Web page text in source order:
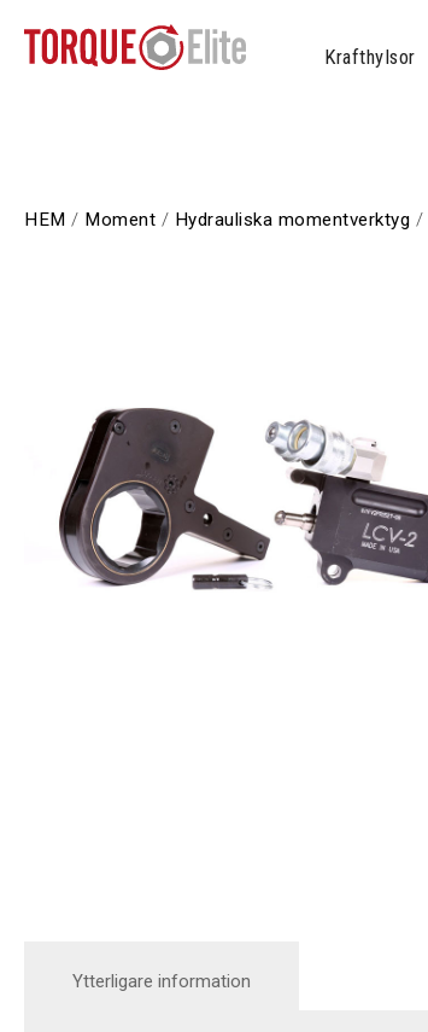
Krafthylsor
HEM / Moment / Hydrauliska momentverktyg /
Ytterligare information